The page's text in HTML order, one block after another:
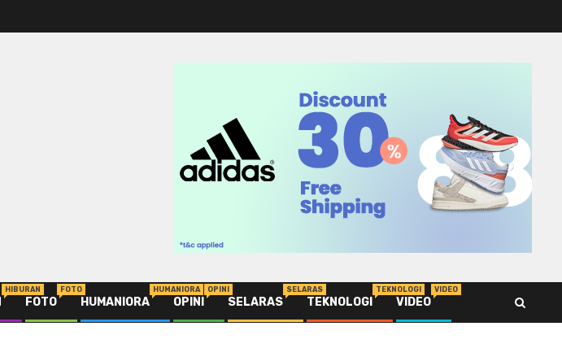
HIBURAN
FOTO
FOTO
HUMANIORA
HUMANIORA
OPINI
OPINI
SELARAS
SELARAS
TEKNOLOGI
TEKNOLOGI
VIDEO
VIDEO